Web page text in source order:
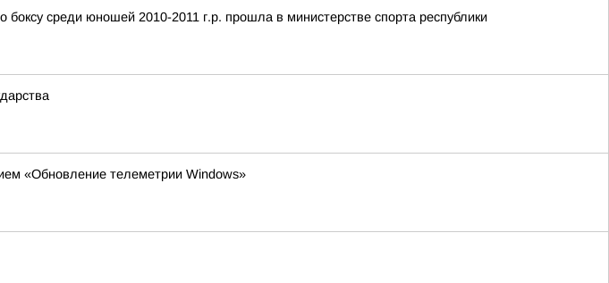
среди юношей 2010-2011 г.р. прошла в министерстве спорта республики
«Обновление телеметрии Windows»